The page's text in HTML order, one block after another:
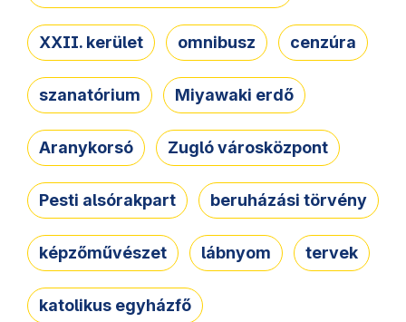
XXII. kerület omnibusz cenzúra
szanatórium Miyawaki erdő
Aranykorsó Zugló városközpont
Pesti alsórakpart beruházási törvény
képzőművészet lábnyom tervek
katolikus egyházfő